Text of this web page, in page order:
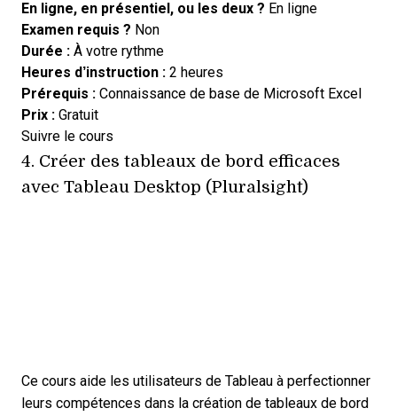
En ligne, en présentiel, ou les deux ? En ligne
Examen requis ? Non
Durée : À votre rythme
Heures d’instruction : 2 heures
Prérequis : Connaissance de base de Microsoft Excel
Prix : Gratuit
Suivre le cours
4. Créer des tableaux de bord efficaces
avec Tableau Desktop (Pluralsight)
Ce cours aide les utilisateurs de Tableau à perfectionner
leurs compétences dans la création de tableaux de bord